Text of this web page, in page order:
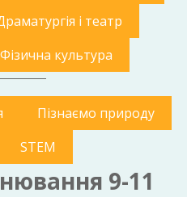
і театр
Фізична культура
Пізнаємо природу
STEM
9-11